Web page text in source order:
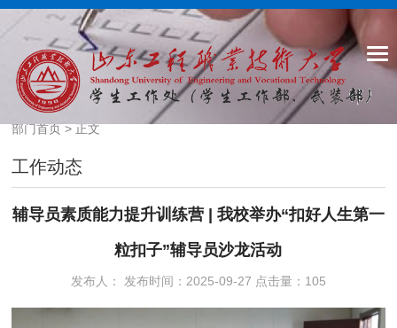
部门首页> 正文
工作动态
辅导员素质能力提升训练营 | 我校举办“扣好人生第一
粒扣子”辅导员沙龙活动
发布人： 发布时间：2025-09-27 点击量： 105